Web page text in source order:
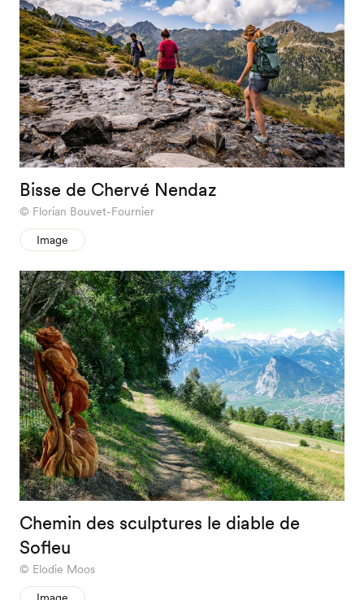
Bisse de Chervé Nendaz
Florian Bouvet-Fournier
Image
Chemin des sculptures le diable de
Sofleu
Elodie Moos